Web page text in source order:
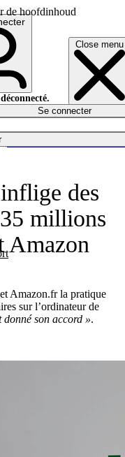
de hoofdinhoud
Close menu
Se connecter
des
millions
Amazon
Amazon.fr la pratique
sur l’ordinateur de
donné son accord ».